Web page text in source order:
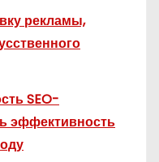
рекламы,
SEO-
эффективность